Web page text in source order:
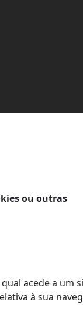
ou outras
acede a um
à sua